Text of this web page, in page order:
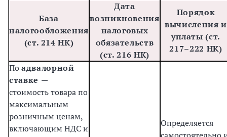
База
налогообложения
(ст. 214 НК)
Дата
возникновения
налоговых
обязательств
(ст. 216 НК)
Порядок
вычисления и
уплаты (ст.
217–222 НК)
Поадвалорной
ставке —
стоимость товара по
максимальным
розничным ценам,
включающим НДС и
Определяется